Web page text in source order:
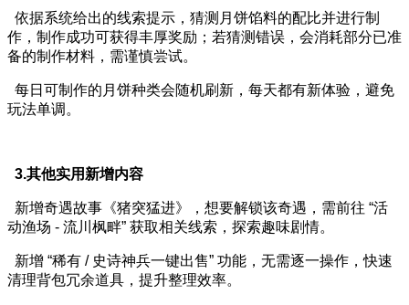
依据系统给出的线索提示，猜测月饼馅料的配比并进行制
作，制作成功可获得丰厚奖励；若猜测错误，会消耗部分已准
备的制作材料，需谨慎尝试。
每日可制作的月饼种类会随机刷新，每天都有新体验，避免
玩法单调。
3.其他实用新增内容
新增奇遇故事《猪突猛进》，想要解锁该奇遇，需前往 “活
动渔场 - 流川枫畔” 获取相关线索，探索趣味剧情。
新增 “稀有 / 史诗神兵一键出售” 功能，无需逐一操作，快速
清理背包冗余道具，提升整理效率。